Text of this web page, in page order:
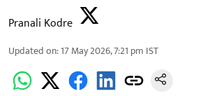
Pranali Kodre
Updated on:17 May 2026, 7:21 pm IST